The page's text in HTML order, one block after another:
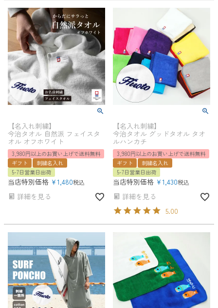
【名入れ刺繍】
今治タオル 自然派 フェイスタ
オル オフホワイト
3,980円以上のお買い上げで送料無料
ギフト
刺繍名入れ
5-7日営業日出荷
当店特別価格 ¥1,480税込
詳細を見る
【名入れ刺繍】
今治タオル グッドタオル タオ
ルハンカチ
3,980円以上のお買い上げで送料無料
ギフト
刺繍名入れ
5-7日営業日出荷
当店特別価格 ¥1,430税込
詳細を見る
5.00